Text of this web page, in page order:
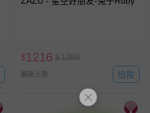
$1216 $1280
最新上架 追蹤